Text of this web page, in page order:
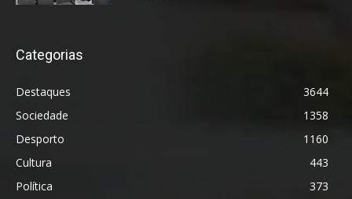
Categorias
Destaques
3644
Sociedade
1358
Desporto
1160
Cultura
443
Política
373